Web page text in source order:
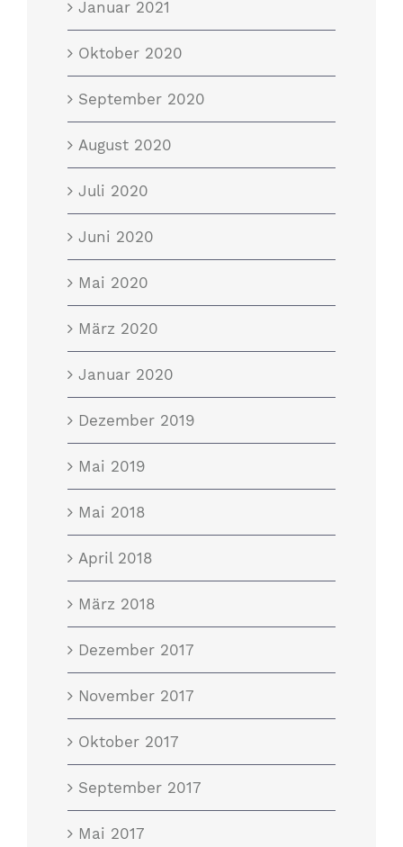
Januar 2021
Oktober 2020
September 2020
August 2020
Juli 2020
Juni 2020
Mai 2020
März 2020
Januar 2020
Dezember 2019
Mai 2019
Mai 2018
April 2018
März 2018
Dezember 2017
November 2017
Oktober 2017
September 2017
Mai 2017